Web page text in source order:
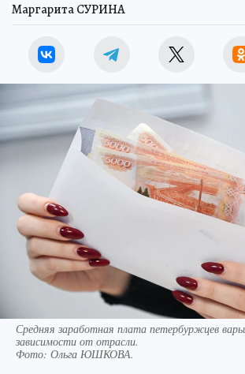
Маргарита СУРИНА
Средняя заработная плата петербуржцев
зависимости от отрасли.
Фото: Ольга ЮШКОВА.